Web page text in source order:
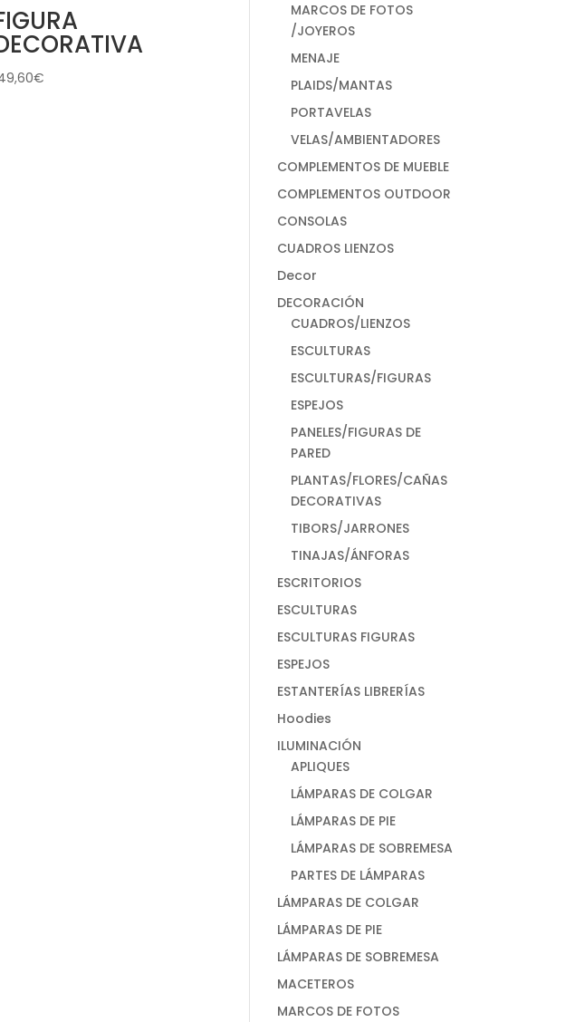
€
MARCOS DE FOTOS
/JOYEROS
MENAJE
PLAIDS/MANTAS
PORTAVELAS
VELAS/AMBIENTADORES
COMPLEMENTOS DE MUEBLE
COMPLEMENTOS OUTDOOR
CONSOLAS
CUADROS LIENZOS
Decor
DECORACIÓN
CUADROS/LIENZOS
ESCULTURAS
ESCULTURAS/FIGURAS
ESPEJOS
PANELES/FIGURAS DE
PARED
PLANTAS/FLORES/CAÑAS
DECORATIVAS
TIBORS/JARRONES
TINAJAS/ÁNFORAS
ESCRITORIOS
ESCULTURAS
ESCULTURAS FIGURAS
ESPEJOS
ESTANTERÍAS LIBRERÍAS
Hoodies
ILUMINACIÓN
APLIQUES
LÁMPARAS DE COLGAR
LÁMPARAS DE PIE
LÁMPARAS DE SOBREMESA
PARTES DE LÁMPARAS
LÁMPARAS DE COLGAR
LÁMPARAS DE PIE
LÁMPARAS DE SOBREMESA
MACETEROS
MARCOS DE FOTOS